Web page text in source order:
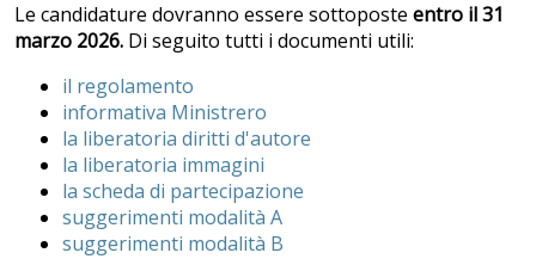
Le candidature dovranno essere sottoposte entro il 31
marzo 2026. Di seguito tutti i documenti utili:
il regolamento
informativa Ministrero
la liberatoria diritti d'autore
la liberatoria immagini
la scheda di partecipazione
suggerimenti modalità A
suggerimenti modalità B